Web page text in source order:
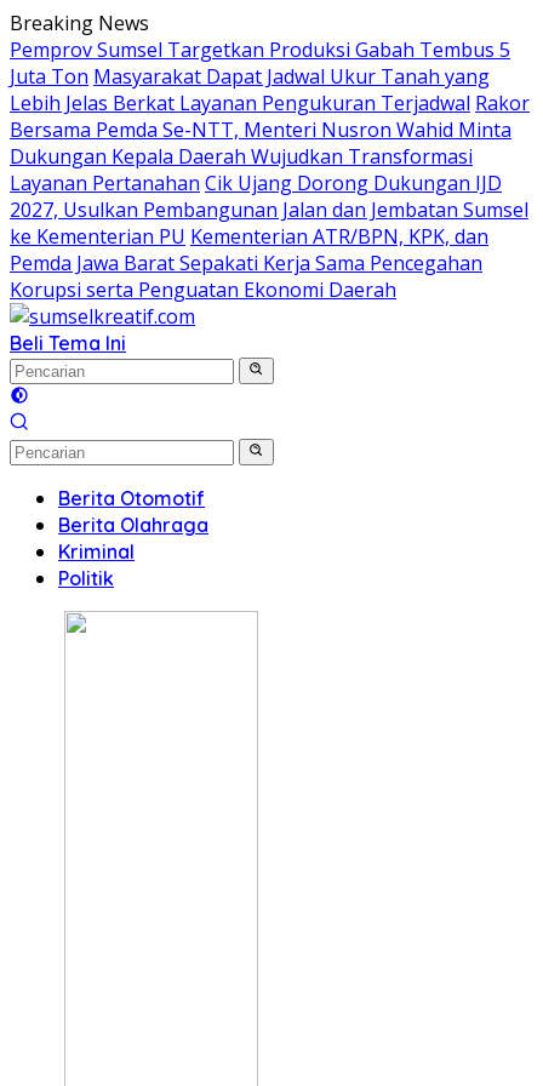
Langsung
ke
konten
Breaking News
Pemprov Sumsel Targetkan Produksi Gabah Tembus 5
Juta Ton Masyarakat Dapat Jadwal Ukur Tanah yang
Lebih Jelas Berkat Layanan Pengukuran Terjadwal Rakor
Bersama Pemda Se-NTT, Menteri Nusron Wahid Minta
Dukungan Kepala Daerah Wujudkan Transformasi
Layanan Pertanahan Cik Ujang Dorong Dukungan IJD
2027, Usulkan Pembangunan Jalan dan Jembatan Sumsel
ke Kementerian PU Kementerian ATR/BPN, KPK, dan
Pemda Jawa Barat Sepakati Kerja Sama Pencegahan
Korupsi serta Penguatan Ekonomi Daerah
Beli Tema Ini
Berita Otomotif
Berita Olahraga
Kriminal
Politik